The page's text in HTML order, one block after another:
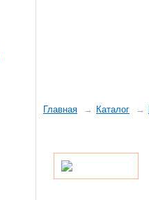
Главная Каталог